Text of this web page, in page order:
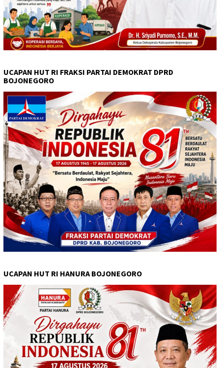
UCAPAN HUT RI FRAKSI PARTAI DEMOKRAT DPRD
BOJONEGORO
UCAPAN HUT RI HANURA BOJONEGORO